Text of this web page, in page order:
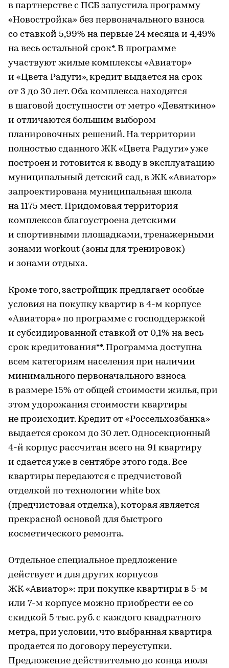
в партнерстве с ПСБ запустила программу
«Новостройка» без первоначального взноса
со ставкой 5,99% на первые 24 месяца и 4,49%
на весь остальной срок*. В программе
участвуют жилые комплексы «Авиатор»
и «Цвета Радуги», кредит выдается на срок
от 3 до 30 лет. Оба комплекса находятся
в шаговой доступности от метро «Девяткино»
и отличаются большим выбором
планировочных решений. На территории
полностью сданного ЖК «Цвета Радуги» уже
построен и готовится к вводу в эксплуатацию
муниципальный детский сад, в ЖК «Авиатор»
запроектирована муниципальная школа
на 1175 мест. Придомовая территория
комплексов благоустроена детскими
и спортивными площадками, тренажерными
зонами workout (зоны для тренировок)
и зонами отдыха.
Кроме того, застройщик предлагает особые
условия на покупку квартир в 4-м корпусе
«Авиатора» по программе с господдержкой
и субсидированной ставкой от 0,1% на весь
срок кредитования**. Программа доступна
всем категориям населения при наличии
минимального первоначального взноса
в размере 15% от общей стоимости жилья, при
этом удорожания стоимости квартиры
не происходит. Кредит от «Россельхозбанка»
выдается сроком до 30 лет. Односекционный
4-й корпус рассчитан всего на 91 квартиру
и сдается уже в сентябре этого года. Все
квартиры передаются с предчистовой
отделкой по технологии white box
(предчистовая отделка), которая является
прекрасной основой для быстрого
косметического ремонта.
Отдельное специальное предложение
действует и для других корпусов
ЖК «Авиатор»: при покупке квартиры в 5-м
или 7-м корпусе можно приобрести ее со
скидкой 5 тыс. руб. с каждого квадратного
метра, при условии, что выбранная квартира
продается по договору переуступки.
Предложение действительно до конца июля